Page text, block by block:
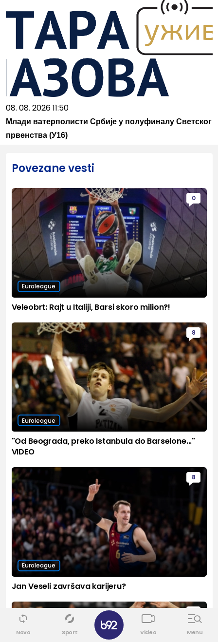
08. 08. 2026 11:50
Млади ватерполисти Србије у полуфиналу Светског
првенства (У16)
Povezane vesti
0
Euroleague
Veleobrt: Rajt u Italiji, Barsi skoro milion?!
8
Euroleague
"Od Beograda, preko Istanbula do Barselone..."
VIDEO
8
Euroleague
Jan Veseli završava karijeru?
Novo Sport Video Menu
✕